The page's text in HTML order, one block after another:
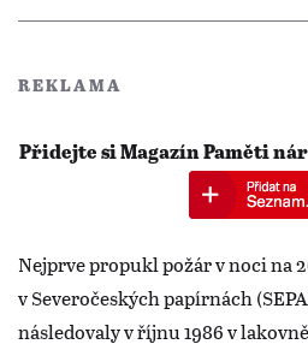
REKLAMA
Přidejte si Magazín Paměti
Nejprve propukl požár v noci na
v Severočeských papírnách
následovaly v říjnu 1986 v